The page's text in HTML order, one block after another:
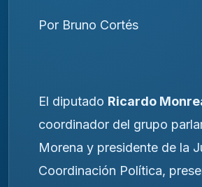
Por Bruno Cortés
El diputado Ricardo
coordinador del grupo
Morena y presidente de la
Coordinación Política,